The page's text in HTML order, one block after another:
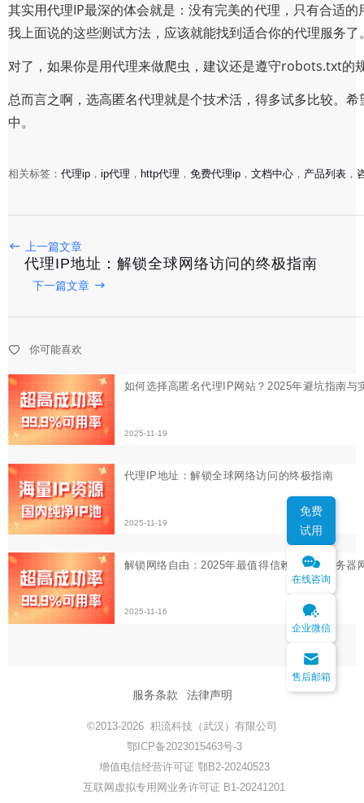
其实用代理IP最深的体会就是：没有完美的代理，只有合适
我上面说的这些测试方法，应该就能找到适合你的代理服务了
对了，如果你是用代理来做爬虫，建议还是遵守robots.txt的
总而言之啊，选高匿名代理就是个技术活，得多试多比较。
中。
相关标签： 代理ip ， ip代理 ， http代理 ， 免费代理ip ， 文档中心 ， 产品列表 ，
上一篇文章
代理IP地址：解锁全球网络访问的终极指南
下一篇文章
你可能喜欢
代理IP地址：解锁全球网络访问的终极指南
解锁网络自由：2025年最值得信赖的代理服务器网站推荐
2025-11-16
服务条款 法律声明
©2013-2026 积流科技（武汉）有限公司
鄂ICP备2023015463号-3
增值电信经营许可证 鄂B2-20240523
互联网虚拟专用网业务许可证 B1-20241201
免费
试用
在线咨询
企业微信
售后邮箱